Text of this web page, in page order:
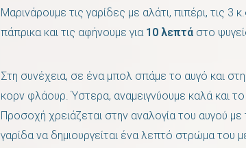
Μαρινάρουμε τις γαρίδες με αλάτι, πιπέρι, τις 3
πάπρικα και τις αφήνουμε για 10 λεπτά στο
Στη συνέχεια, σε ένα μπολ σπάμε το αυγό και
κορν φλάουρ. Ύστερα, αναμειγνύουμε καλά και
Προσοχή χρειάζεται στην αναλογία του αυγού
γαρίδα να δημιουργείται ένα λεπτό στρώμα του